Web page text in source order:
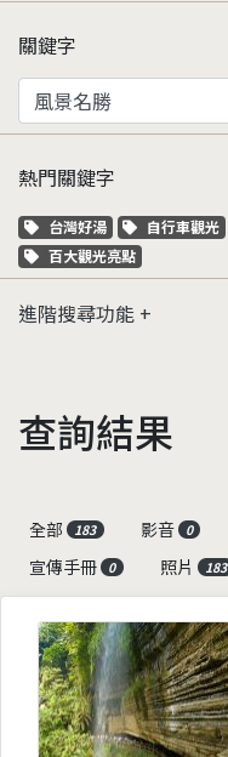
關鍵字
熱門關鍵字
關鍵字標籤
台灣好湯 關鍵字標籤
自行車觀光
關鍵字標籤
百大觀光亮點
進階搜尋功能
查詢結果
全部
183 影音 0
宣傳手冊 0 照片 183